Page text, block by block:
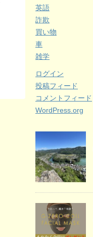
英語
詐欺
買い物
車
雑学
ログイン
投稿フィード
コメントフィード
WordPress.org